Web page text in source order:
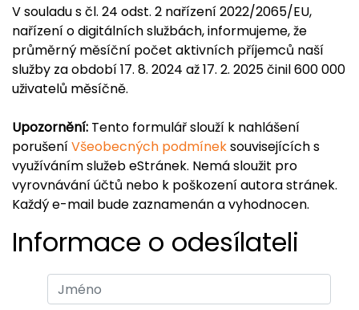
V souladu s čl. 24 odst. 2 nařízení 2022/2065/EU,
nařízení o digitálních službách, informujeme, že
průměrný měsíční počet aktivních příjemců naší
služby za období 17. 8. 2024 až 17. 2. 2025 činil 600 000
uživatelů měsíčně.
Upozornění: Tento formulář slouží k nahlášení
porušeníVšeobecných podmíneksouvisejících s
využíváním služeb eStránek. Nemá sloužit pro
vyrovnávání účtů nebo k poškození autora stránek.
Každý e-mail bude zaznamenán a vyhodnocen.
Informace o odesílateli